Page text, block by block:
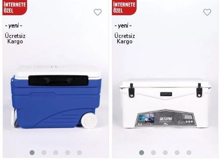
yeni
ürün
Ücretsiz
Kargo
yeni
ürün
Ücretsiz
Kargo